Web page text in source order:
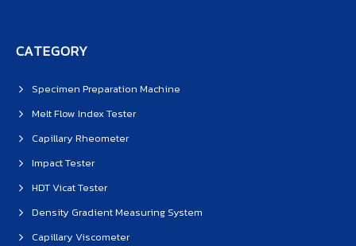
CATEGORY
Specimen Preparation Machine
Melt Flow Index Tester
Capillary Rheometer
Impact Tester
HDT Vicat Tester
Density Gradient Measuring System
Capillary Viscometer